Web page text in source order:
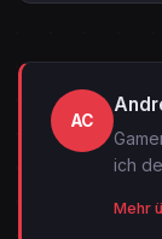
AC
ich
Mehr